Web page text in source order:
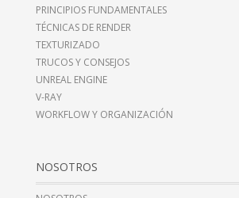
PRINCIPIOS FUNDAMENTALES
TÉCNICAS DE RENDER
TEXTURIZADO
TRUCOS Y CONSEJOS
UNREAL ENGINE
V-RAY
WORKFLOW Y ORGANIZACIÓN
NOSOTROS